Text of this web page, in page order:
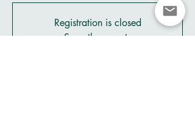
Registration is closed
See other events